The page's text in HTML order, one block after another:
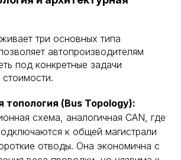
три основных типа
автопроизводителям
под конкретные задачи
топология (Bus Topology):
схема, аналогичная CAN, где
к общей магистрали
отводы. Она экономична с